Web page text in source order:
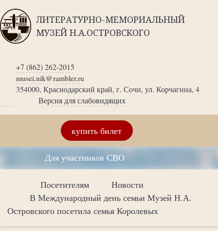
ЛИТЕРАТУРНО-МЕМОРИАЛЬНЫЙ
МУЗЕЙ Н.А.ОСТРОВСКОГО
+7 (862) 262-2015
musei.nik@rambler.ru
354000, Краснодарский край, г. Сочи, ул. Корчагина, 4
Версия для слабовидящих
купить билет
Для участников СВО
Посетителям
Новости
В Международный день семьи Музей Н.А.
Островского посетила семья Королевых